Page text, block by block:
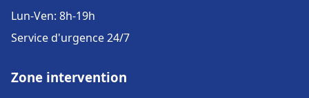
Lun-Ven: 8h-19h
Service d'urgence 24/7
Zone intervention